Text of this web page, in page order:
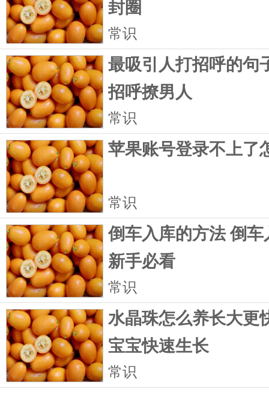
封圈
常识
最吸引人打招呼的句
招呼撩男人
常识
苹果账号登录不上了
常识
倒车入库的方法 倒
新手必看
常识
水晶珠怎么养长大更
宝宝快速生长
常识